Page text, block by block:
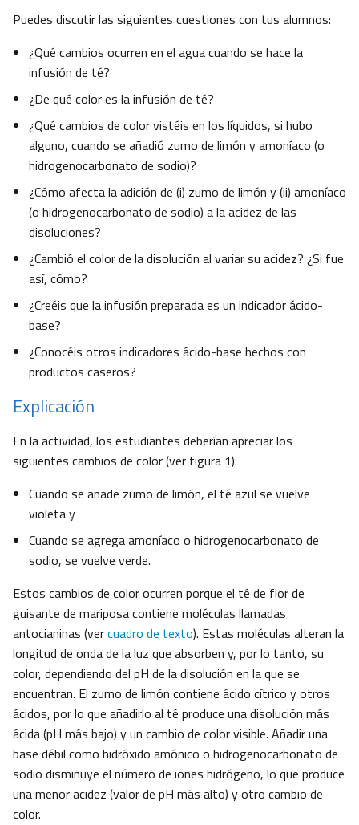
Puedes discutir las siguientes cuestiones con tus alumnos:
¿Qué cambios ocurren en el agua cuando se hace la
infusión de té?
¿De qué color es la infusión de té?
¿Qué cambios de color vistéis en los líquidos, si hubo
alguno, cuando se añadió zumo de limón y amoníaco (o
hidrogenocarbonato de sodio)?
¿Cómo afecta la adición de (i) zumo de limón y (ii) amoníaco
(o hidrogenocarbonato de sodio) a la acidez de las
disoluciones?
¿Cambió el color de la disolución al variar su acidez? ¿Si fue
así, cómo?
¿Creéis que la infusión preparada es un indicador ácido-
base?
¿Conocéis otros indicadores ácido-base hechos con
productos caseros?
Explicación
En la actividad, los estudiantes deberían apreciar los
siguientes cambios de color (ver figura 1):
Cuando se añade zumo de limón, el té azul se vuelve
violeta y
Cuando se agrega amoníaco o hidrogenocarbonato de
sodio, se vuelve verde.
Estos cambios de color ocurren porque el té de flor de
guisante de mariposa contiene moléculas llamadas
antocianinas (vercuadro de texto). Estas moléculas alteran la
longitud de onda de la luz que absorben y, por lo tanto, su
color, dependiendo del pH de la disolución en la que se
encuentran. El zumo de limón contiene ácido cítrico y otros
ácidos, por lo que añadirlo al té produce una disolución más
ácida (pH más bajo) y un cambio de color visible. Añadir una
base débil como hidróxido amónico o hidrogenocarbonato de
sodio disminuye el número de iones hidrógeno, lo que produce
una menor acidez (valor de pH más alto) y otro cambio de
color.